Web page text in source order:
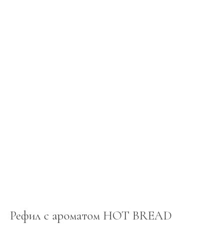
Рефил с ароматом HOT BREAD